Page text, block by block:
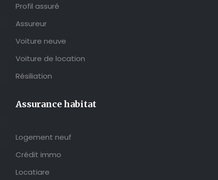
Profil assuré
Assureur
Voiture neuve
Voiture de location
Résiliation
Assurance habitat
Logement neuf
Crédit immo
Locatiare